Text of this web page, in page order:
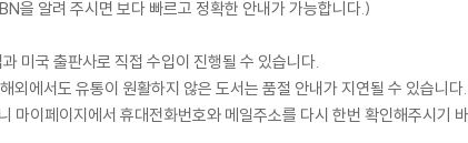
을 알려 주시면 보다 빠르고 정확한 안내가 가능합니다.)
미국 출판사로 직접 수입이 진행될 수 있습니다.
에서도 유통이 원활하지 않은 도서는 품절 안내가 지연될 수 있습니다.
마이페이지에서 휴대전화번호와 메일주소를 다시 한번 확인해주시기